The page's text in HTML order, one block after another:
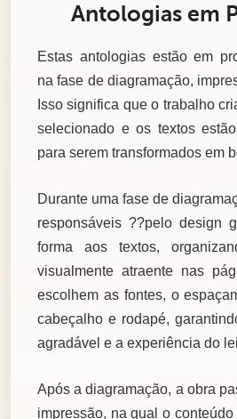
Antologias em
Estas antologias estão em
na fase de diagramação,
Isso significa que o trabalho
selecionado e os textos
para serem transformados em
Durante uma fase de
responsáveis ??pelo design
forma aos textos,
visualmente atraente nas pá
escolhem as fontes, o espaç
cabeçalho e rodapé,
agradável e a experiência do
Após a diagramação, a obra
impressão, na qual o